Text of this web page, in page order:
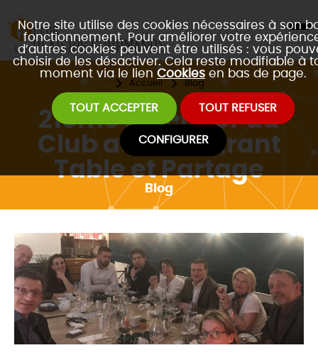
Notre site utilise des cookies nécessaires à son
fonctionnement. Pour améliorer votre
d’autres cookies peuvent être utilisés : vous
choisir de les désactiver. Cela reste modifiable à
moment via le lien Cookies en bas de page.
TOUT ACCEPTER TOUT REFUSER
CONFIGURER
Accueil Blog
21ème Déjeuner du
Club au restaurant
Table et Partage
Blog